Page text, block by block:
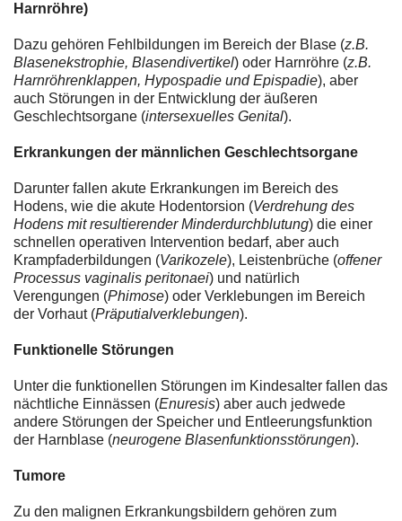
Harnröhre)
Dazu gehören Fehlbildungen im Bereich der Blase (z.B.
Blasenekstrophie, Blasendivertikel) oder Harnröhre (z.B.
Harnröhrenklappen, Hypospadie und Epispadie), aber
auch Störungen in der Entwicklung der äußeren
Geschlechtsorgane (intersexuelles Genital).
Erkrankungen der männlichen Geschlechtsorgane
Darunter fallen akute Erkrankungen im Bereich des
Hodens, wie die akute Hodentorsion (Verdrehung des
Hodens mit resultierender Minderdurchblutung) die einer
schnellen operativen Intervention bedarf, aber auch
Krampfaderbildungen (Varikozele), Leistenbrüche (offener
Processus vaginalis peritonaei) und natürlich
Verengungen (Phimose) oder Verklebungen im Bereich
der Vorhaut (Präputialverklebungen).
Funktionelle Störungen
Unter die funktionellen Störungen im Kindesalter fallen das
nächtliche Einnässen (Enuresis) aber auch jedwede
andere Störungen der Speicher und Entleerungsfunktion
der Harnblase (neurogene Blasenfunktionsstörungen).
Tumore
Zu den malignen Erkrankungsbildern gehören zum